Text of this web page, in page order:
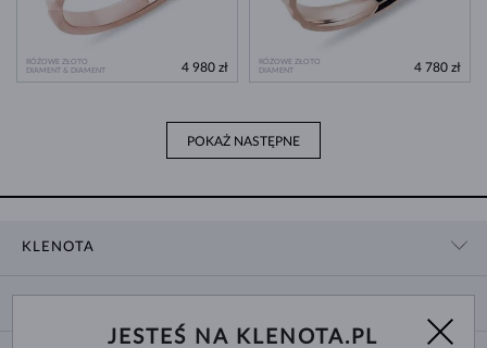
RÓŻOWE ZŁOTO
DIAMENT & DIAMENT
4 980 zł
RÓŻOWE ZŁOTO
DIAMENT
4 780 zł
POKAŻ NASTĘPNE
KLENOTA
DOSTAWA I PŁATNOŚĆJESTEŚ NA KLENOTA.PL